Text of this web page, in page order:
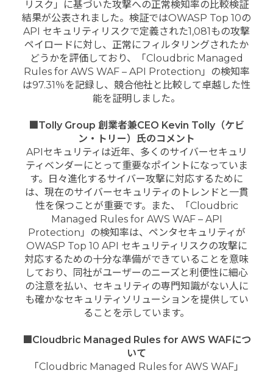
リスク」に基づいた攻撃への正常検知率の比較検証
結果が公表されました。検証ではOWASP Top 10の
API セキュリティリスクで定義された1,081もの攻撃
ペイロードに対し、正常にフィルタリングされたか
どうかを評価しており、「Cloudbric Managed
Rules for AWS WAF – API Protection」の検知率
は97.31％を記録し、競合他社と比較して卓越した性
能を証明しました。
■Tolly Group 創業者兼CEO Kevin Tolly（ケビ
ン・トリー）氏のコメント
APIセキュリティは近年、多くのサイバーセキュリ
ティベンダーにとって重要なポイントになっていま
す。日々進化するサイバー攻撃に対応するために
は、現在のサイバーセキュリティのトレンドと一貫
性を保つことが重要です。また、「Cloudbric
Managed Rules for AWS WAF – API
Protection」の検知率は、ペンタセキュリティが
OWASP Top 10 API セキュリティリスクの攻撃に
対応するための十分な準備ができていることを意味
しており、同社がユーザーのニーズと利便性に細心
の注意を払い、セキュリティの専門知識がない人に
も確かなセキュリティソリューションを提供してい
ることを示しています。
■Cloudbric Managed Rules for AWS WAFにつ
いて
「Cloudbric Managed Rules for AWS WAF」